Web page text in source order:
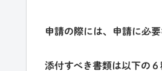
申請の際には、申請に必
添付すべき書類は以下の６